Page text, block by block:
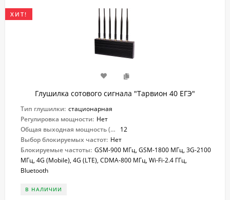
ХИТ!
Глушилка сотового сигнала "Тарвион ​40 ЕГЭ"
Тип глушилки: стационарная
Регулировка мощности: Нет
Общая выходная мощность (Вт):
12
Выбор блокируемых частот: Нет
Блокируемые частоты: GSM-900 МГц, GSM-1800 МГц, 3G-2100
МГц, 4G (Mobile), 4G (LTE), CDMA-800 МГц, Wi-Fi-2.4 ГГц,
Bluetooth
В НАЛИЧИИ